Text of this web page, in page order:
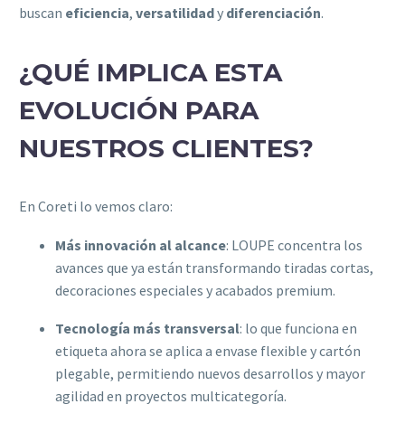
buscan eficiencia, versatilidady diferenciación.
¿QUÉ IMPLICA ESTA
EVOLUCIÓN PARA
NUESTROS CLIENTES?
En Coreti lo vemos claro:
Más innovación al alcance: LOUPE concentra los
avances que ya están transformando tiradas cortas,
decoraciones especiales y acabados premium.
Tecnología más transversal: lo que funciona en
etiqueta ahora se aplica a envase flexible y cartón
plegable, permitiendo nuevos desarrollos y mayor
agilidad en proyectos multicategoría.